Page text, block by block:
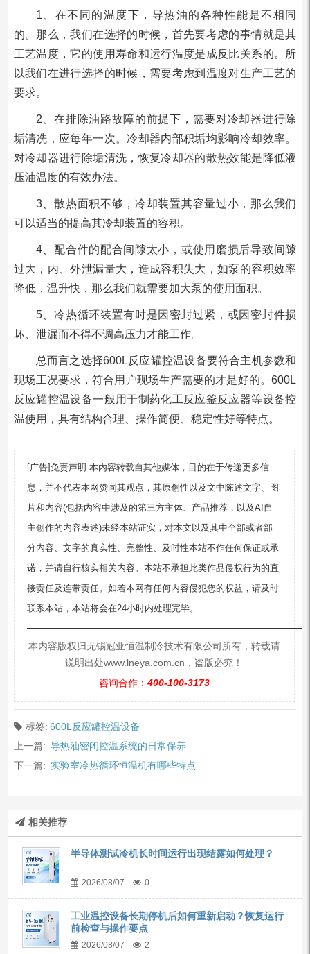
1、在不同的温度下，导热油的各种性能是不相同
的。那么，我们在选择的时候，首先要考虑的事情就是其
工艺温度，它的使用寿命和运行温度是成反比关系的。所
以我们在进行选择的时候，需要考虑到温度对生产工艺的
要求。
2、在排除油路故障的前提下，需要对冷却器进行除
垢清冼，应每年一次。冷却器内部积垢均影响冷却效率。
对冷却器进行除垢清洗，恢复冷却器的散热效能是降低液
压油温度的有效办法。
3、散热面积不够，冷却装置其容量过小，那么我们
可以适当的提高其冷却装置的容积。
4、配合件的配合间隙太小，或使用磨损后导致间隙
过大，内、外泄漏量大，造成容积失大，如泵的容积效率
降低，温升快，那么我们就需要加大泵的使用面积。
5、冷热循环装置有时是因密封过紧，或因密封件损
坏、泄漏而不得不调高压力才能工作。
总而言之选择600L反应罐控温设备要符合主机参数和
现场工况要求，符合用户现场生产需要的才是好的。600L
反应罐控温设备一般用于制药化工反应釜反应器等设备控
温使用，具有结构合理、操作简便、稳定性好等特点。
[广告]免责声明:本内容转载自其他媒体，目的在于传递更多信
息，并不代表本网赞同其观点，其原创性以及文中陈述文字、图
片和内容(包括内容中涉及的第三方主体、产品推荐，以及AI自
主创作的内容表述)未经本站证实，对本文以及其中全部或者部
分内容、文字的真实性、完整性、及时性本站不作任何保证或承
诺，并请自行核实相关内容。本站不承担此类作品侵权行为的直
接责任及连带责任。如若本网有任何内容侵犯您的权益，请及时
联系本站，本站将会在24小时内处理完毕。
本内容版权归无锡冠亚恒温制冷技术有限公司所有，转载请
说明出处www.lneya.com.cn，盗版必究！
咨询合作： 400-100-3173
标签: 600L反应罐控温设备
上一篇: 导热油密闭控温系统的日常保养
下一篇: 实验室冷热循环恒温机有哪些特点
相关推荐
半导体测试冷机长时间运行出现结露如何处理？
2026/08/07 0
工业温控设备长期停机后如何重新启动？恢复运行
前检查与操作要点
2026/08/07 2